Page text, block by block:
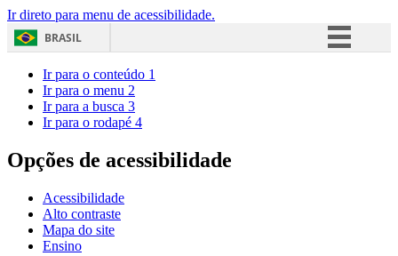
Ir direto para menu de acessibilidade.
BRASIL
Acesso à informação
Ir para o conteúdo 1
Ir para o menu 2
Ir para a busca 3
Ir para o rodapé 4
Opções de acessibilidade
Acessibilidade
Alto contraste
Mapa do site
Ensino